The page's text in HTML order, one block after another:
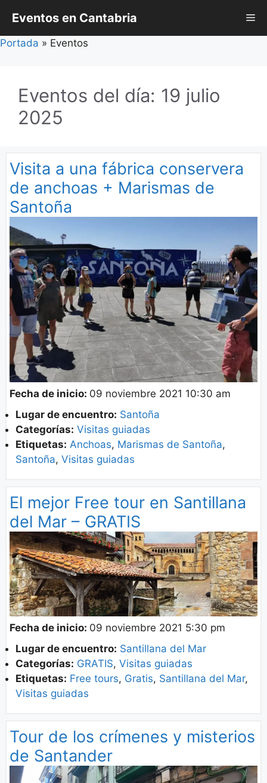
contenido
Eventos en Cantabria
Portada » Eventos
Eventos del día: 19 julio
2025
Visita a una fábrica conservera
de anchoas + Marismas de
Santoña
Fecha de inicio: 09 noviembre 2021 10:30 am
Lugar de encuentro: Santoña
Categorías: Visitas guiadas
Etiquetas: Anchoas, Marismas de Santoña,
Santoña, Visitas guiadas
El mejor Free tour en Santillana
del Mar – GRATIS
Fecha de inicio: 09 noviembre 2021 5:30 pm
Lugar de encuentro: Santillana del Mar
Categorías: GRATIS, Visitas guiadas
Etiquetas: Free tours, Gratis, Santillana del Mar,
Visitas guiadas
Tour de los crímenes y misterios
de Santander